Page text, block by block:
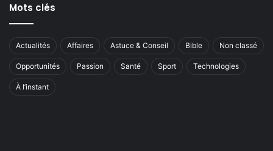
Mots clés
Actualités Affaires Astuce & Conseil Bible Non classé
Opportunités Passion Santé Sport Technologies
À l’instant